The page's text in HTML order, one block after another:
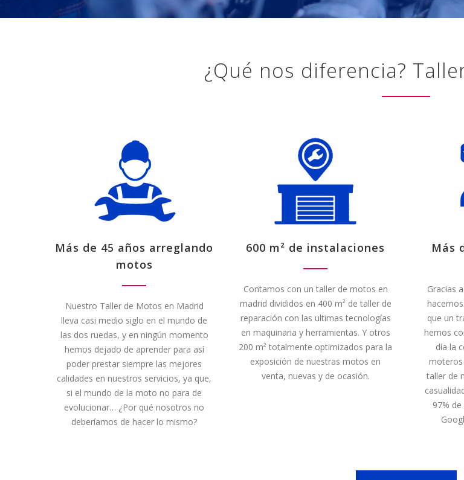
¿Qué nos diferencia?
Más de 45 años arreglando
motos
Nuestro Taller de Motos en Madrid
lleva casi medio siglo en el mundo de
las dos ruedas, y en ningún momento
hemos dejado de aprender para así
poder prestar siempre las mejores
calidades en nuestros servicios, ya que,
si el mundo de la moto no para de
evolucionar… ¿Por qué nosotros no
deberíamos de hacer lo mismo?
600 m² de instalaciones
Contamos con un taller de motos en
madrid divididos en 400 m² de taller de
reparación con las ultimas tecnologías
en maquinaria y herramientas. Y otros
200 m² totalmente optimizados para la
exposición de nuestras motos en
venta, nuevas y de ocasión.
Más
Gracias
que un
hemos
día la
moteros
taller de
97%